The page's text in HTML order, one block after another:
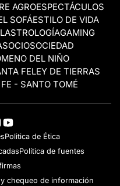
AGROESPECTÁCULOS
SOFÁESTILO DE VIDA
ASTROLOGÍAGAMING
OCIOSOCIEDAD
DEL NIÑO
FELEY DE TIERRAS
- SANTO TOMÉ
Politica de Ética
Política de fuentes
chequeo de información